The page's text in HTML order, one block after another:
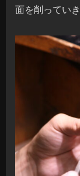
面を削っていき